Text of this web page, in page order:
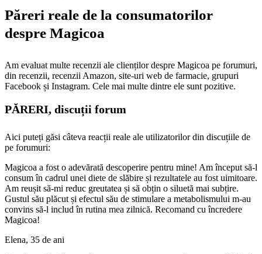
Păreri reale de la consumatorilor
despre Magicoa
Am evaluat multe recenzii ale clienților despre Magicoa pe forumuri,
din recenzii, recenzii Amazon, site-uri web de farmacie, grupuri
Facebook și Instagram. Cele mai multe dintre ele sunt pozitive.
PĂRERI, discuții forum
Aici puteți găsi câteva reacții reale ale utilizatorilor din discuțiile de
pe forumuri:
Magicoa a fost o adevărată descoperire pentru mine! Am început să-l
consum în cadrul unei diete de slăbire și rezultatele au fost uimitoare.
Am reușit să-mi reduc greutatea și să obțin o siluetă mai subțire.
Gustul său plăcut și efectul său de stimulare a metabolismului m-au
convins să-l includ în rutina mea zilnică. Recomand cu încredere
Magicoa!
Elena, 35 de ani